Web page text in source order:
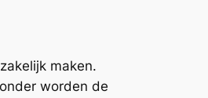
maken.
worden de